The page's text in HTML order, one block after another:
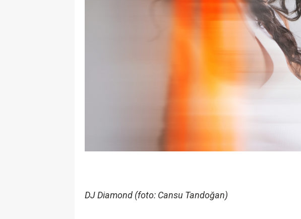
DJ Diamond (foto: Cansu Tandoğan)